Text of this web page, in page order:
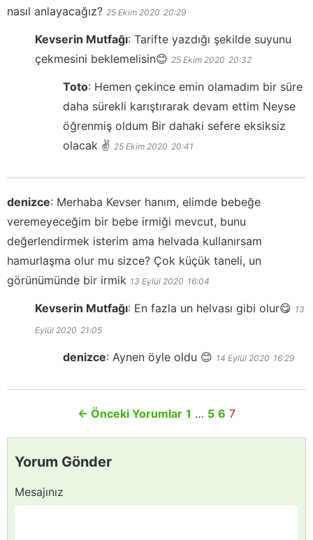
nasıl anlayacağız? 25 Ekim 2020 20:29
Kevserin Mutfağı: Tarifte yazdığı şekilde suyunu
çekmesini beklemelisin😊 25 Ekim 2020 20:32
Toto: Hemen çekince emin olamadım bir süre
daha sürekli karıştırarak devam ettim Neyse
öğrenmiş oldum Bir dahaki sefere eksiksiz
olacak ✌️ 25 Ekim 2020 20:41
denizce: Merhaba Kevser hanım, elimde bebeğe
veremeyeceğim bir bebe irmiği mevcut, bunu
değerlendirmek isterim ama helvada kullanırsam
hamurlaşma olur mu sizce? Çok küçük taneli, un
görünümünde bir irmik 13 Eylül 2020 16:04
Kevserin Mutfağı: En fazla un helvası gibi olur😋 13
Eylül 2020 21:05
denizce: Aynen öyle oldu 😊 14 Eylül 2020 16:29
← Önceki Yorumlar 1 … 5 6 7
Yorum Gönder
Mesajınız